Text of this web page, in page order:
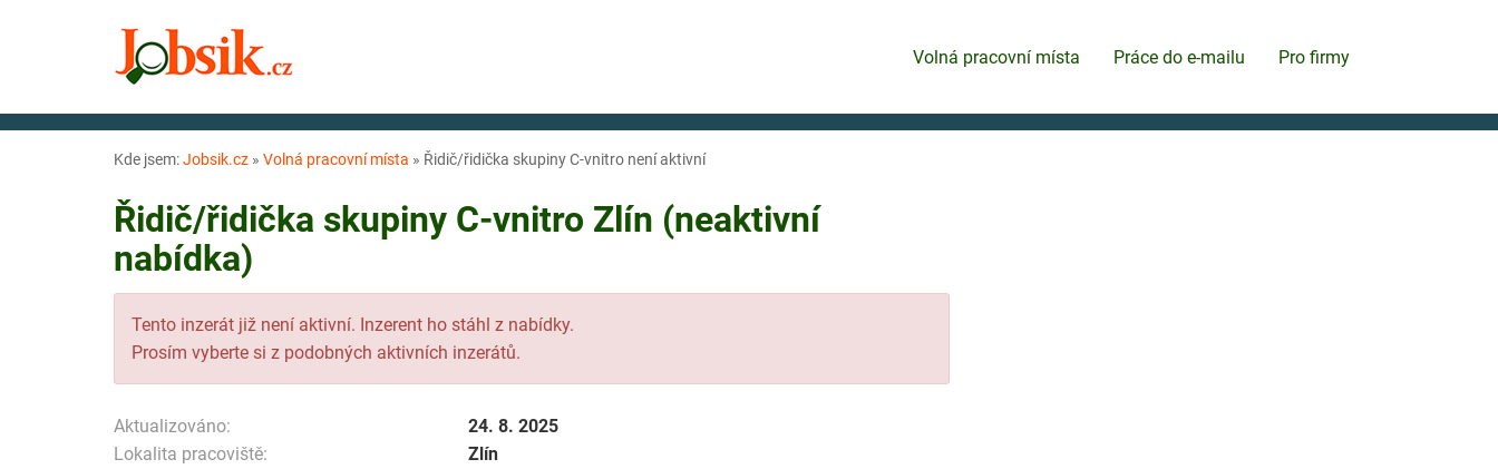
Volná pracovní místa Práce do e-mailu Pro firmy
Kde jsem:Jobsik.cz » Volná pracovní místa » Řidič/řidička skupiny C-vnitro není aktivní
Řidič/řidička skupiny C-vnitro Zlín (neaktivní
nabídka)
Tento inzerát již není aktivní. Inzerent ho stáhl z nabídky.
Prosím vyberte si z podobných aktivních inzerátů.
Aktualizováno:
24. 8. 2025
Lokalita pracoviště:
Zlín